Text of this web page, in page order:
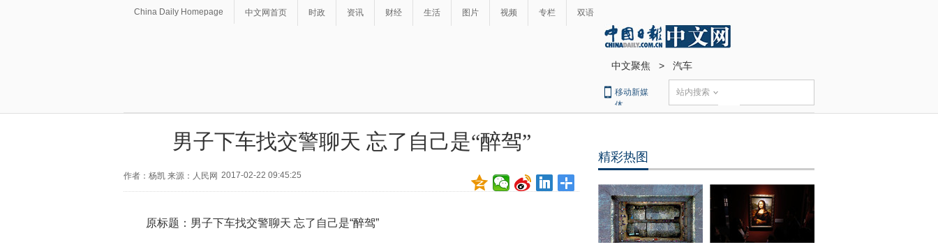
China Daily Homepage 中文网首页 时政 资讯 财经 生活 图片 视频 专栏 双语
中文聚焦 > 汽车
移动新媒
体
站内搜索
男子下车找交警聊天 忘了自己是“醉驾”
作者：杨凯 来源：人民网 2017-02-22 09:45:25
原标题：男子下车找交警聊天 忘了自己是“醉驾”
精彩热图